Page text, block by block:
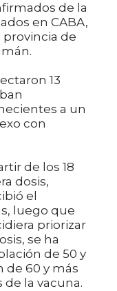
de la
en CABA,
provincia de
13
a un
con
de los 18
dosis,
el
luego que
priorizar
se ha
de 50 y
de 60 y más
de la vacuna.